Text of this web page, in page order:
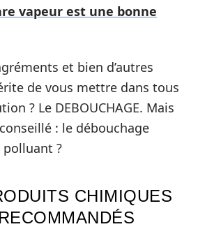
vapeur est une bonne
et bien d’autres
de vous mettre dans tous
? Le DEBOUCHAGE. Mais
: le débouchage
?
CHIMIQUES